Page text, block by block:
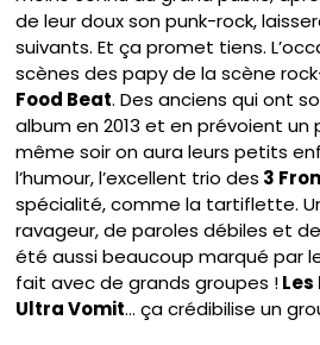
de leur doux son punk-rock,
suivants. Et ça promet tiens.
scènes des papy de la scène
Food Beat. Des anciens qui ont
album en 2013 et en prévoient un
même soir on aura leurs petits
l’humour, l’excellent trio des 3
spécialité, comme la tartiflette.
ravageur, de paroles débiles et
été aussi beaucoup marqué par
fait avec de grands groupes !
Ultra Vomit… ça crédibilise un